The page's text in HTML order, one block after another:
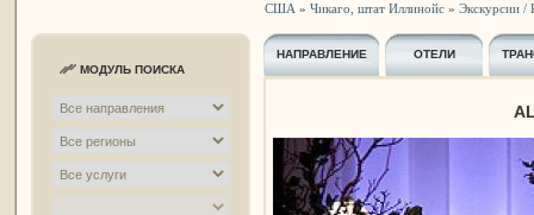
МОДУЛЬ ПОИСКА
США » Чикаго, штат Иллинойс» Экскурсии /
НАПРАВЛЕНИЕ ОТЕЛИ